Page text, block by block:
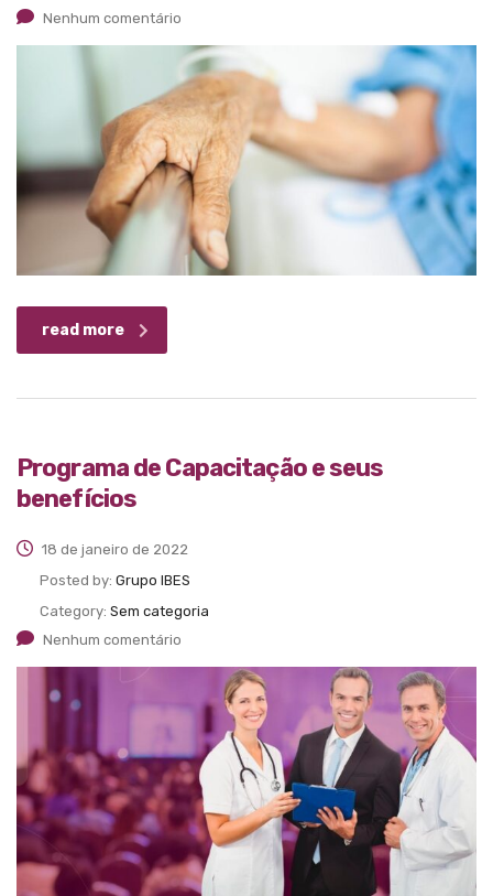
Nenhum comentário
read more
Programa de Capacitação e seus
benefícios
18 de janeiro de 2022
Posted by: Grupo IBES
Category: Sem categoria
Nenhum comentário